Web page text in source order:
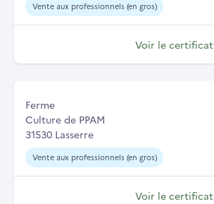
Vente aux professionnels (en gros)
Voir le certificat
Ferme
Culture de PPAM
31530 Lasserre
Vente aux professionnels (en gros)
Voir le certificat